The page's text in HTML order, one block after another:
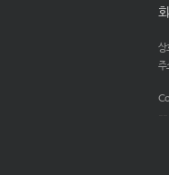
상
주